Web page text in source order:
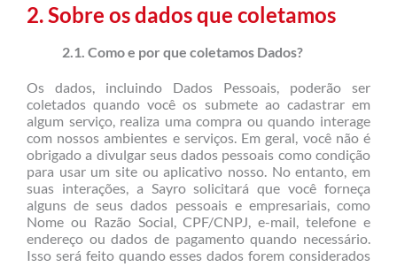
2. Sobre os dados que coletamos
2.1. Como e por que coletamos Dados?
Os dados, incluindo Dados Pessoais, poderão ser
coletados quando você os submete ao cadastrar em
algum serviço, realiza uma compra ou quando interage
com nossos ambientes e serviços. Em geral, você não é
obrigado a divulgar seus dados pessoais como condição
para usar um site ou aplicativo nosso. No entanto, em
suas interações, a Sayro solicitará que você forneça
alguns de seus dados pessoais e empresariais, como
Nome ou Razão Social, CPF/CNPJ, e-mail, telefone e
endereço ou dados de pagamento quando necessário.
Isso será feito quando esses dados forem considerados